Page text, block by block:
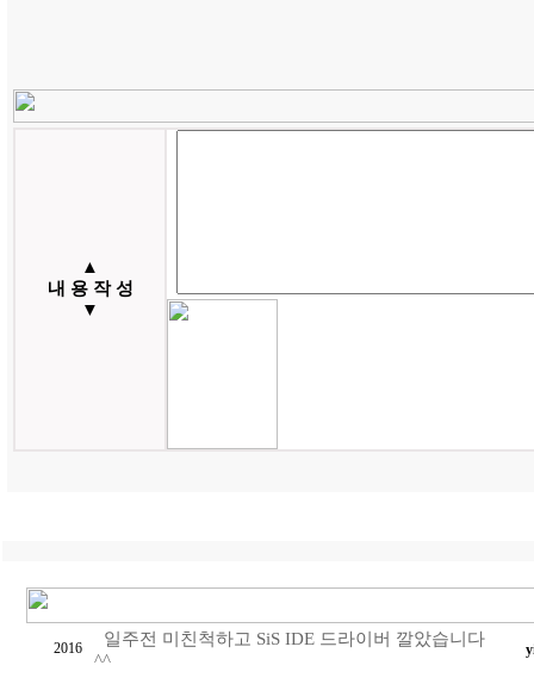
▲
내 용 작 성
▼
2016
일주전 미친척하고 SiS IDE 드라이버 깔았습니다
^^